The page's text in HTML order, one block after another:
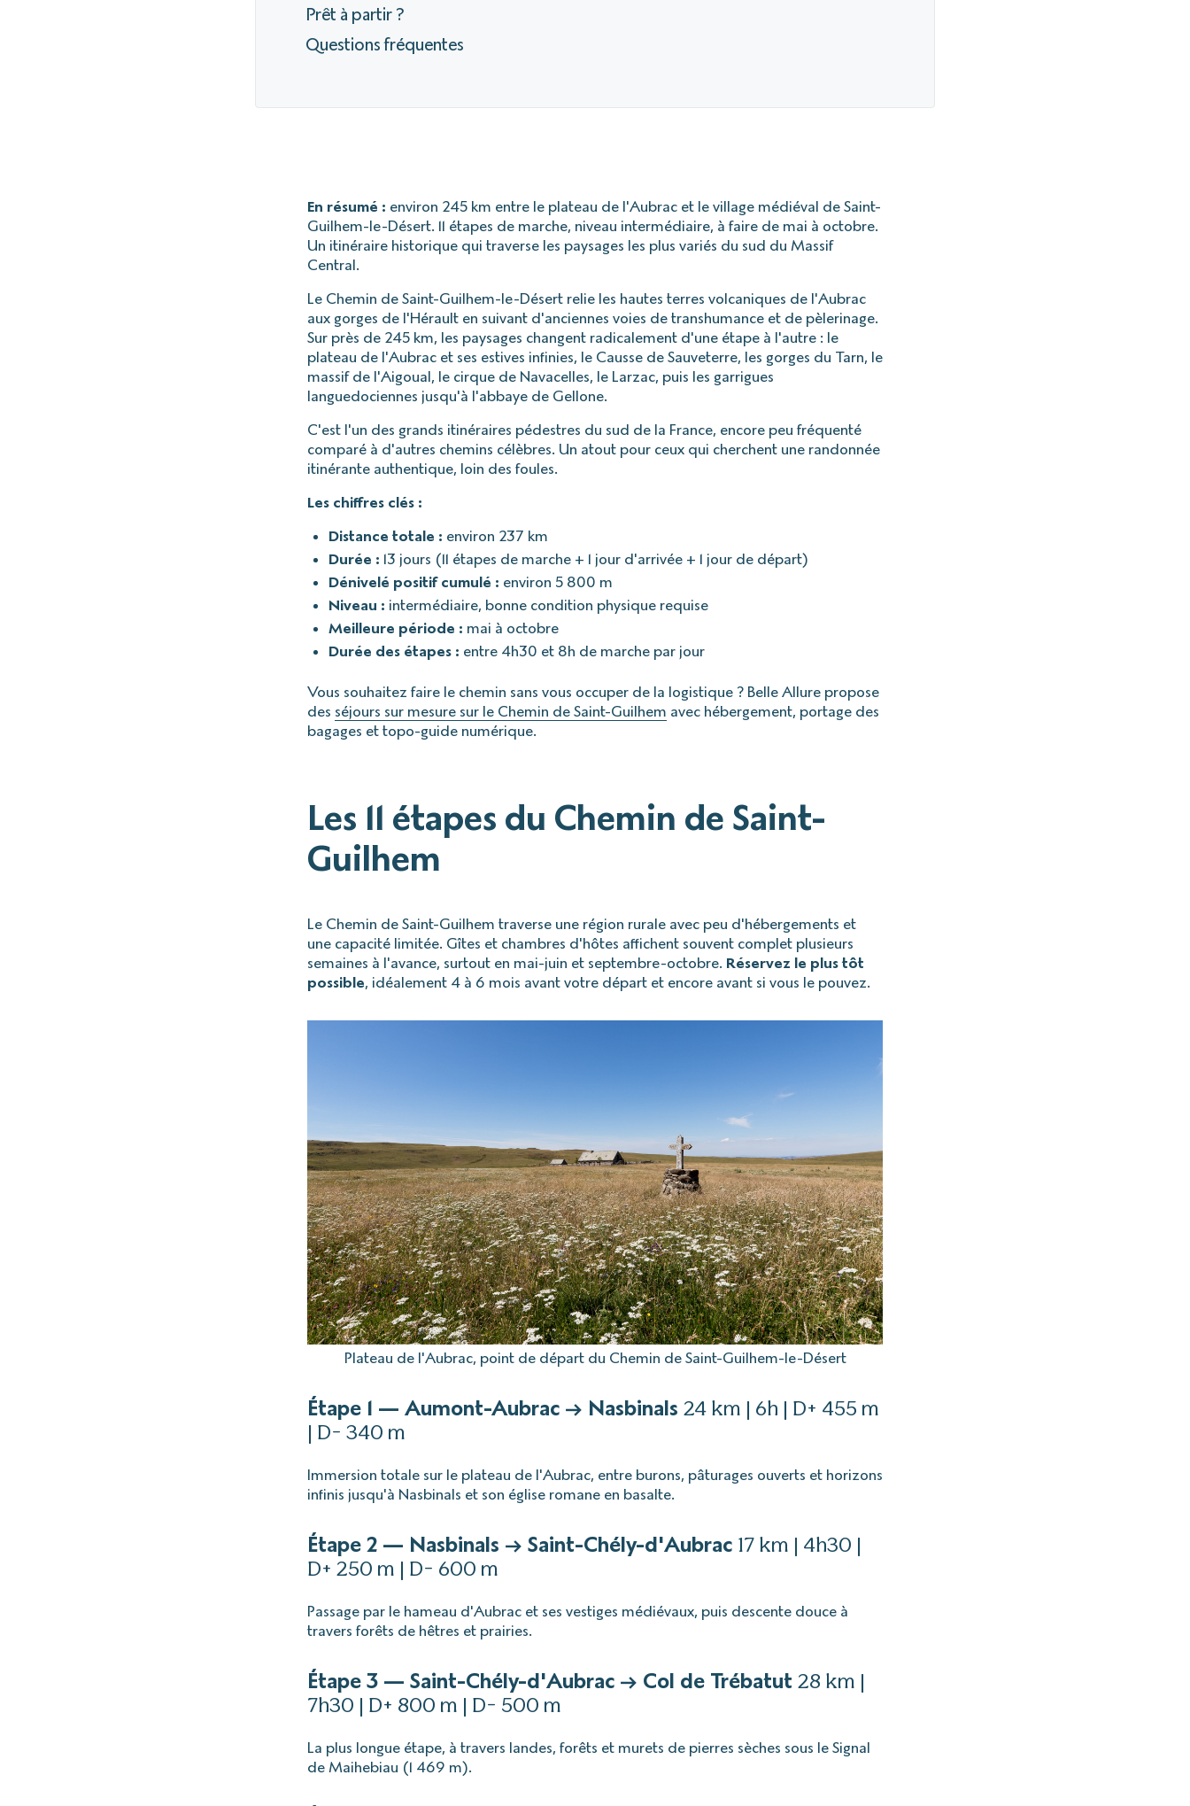
Prêt à partir ?
Questions fréquentes
En résumé : environ 245 km entre le plateau de l'Aubrac et le village médiéval de Saint-
Guilhem-le-Désert. 11 étapes de marche, niveau intermédiaire, à faire de mai à octobre.
Un itinéraire historique qui traverse les paysages les plus variés du sud du Massif
Central.
Le Chemin de Saint-Guilhem-le-Désert relie les hautes terres volcaniques de l'Aubrac
aux gorges de l'Hérault en suivant d'anciennes voies de transhumance et de pèlerinage.
Sur près de 245 km, les paysages changent radicalement d'une étape à l'autre : le
plateau de l'Aubrac et ses estives infinies, le Causse de Sauveterre, les gorges du Tarn, le
massif de l'Aigoual, le cirque de Navacelles, le Larzac, puis les garrigues
languedociennes jusqu'à l'abbaye de Gellone.
C'est l'un des grands itinéraires pédestres du sud de la France, encore peu fréquenté
comparé à d'autres chemins célèbres. Un atout pour ceux qui cherchent une randonnée
itinérante authentique, loin des foules.
Les chiffres clés :
Distance totale : environ 237 km
Durée : 13 jours (11 étapes de marche + 1 jour d'arrivée + 1 jour de départ)
Dénivelé positif cumulé : environ 5 800 m
Niveau : intermédiaire, bonne condition physique requise
Meilleure période : mai à octobre
Durée des étapes : entre 4h30 et 8h de marche par jour
Vous souhaitez faire le chemin sans vous occuper de la logistique ? Belle Allure propose
des séjours sur mesure sur le Chemin de Saint-Guilhem avec hébergement, portage des
bagages et topo-guide numérique.
Les 11 étapes du Chemin de Saint-
Guilhem
Le Chemin de Saint-Guilhem traverse une région rurale avec peu d'hébergements et
une capacité limitée. Gîtes et chambres d'hôtes affichent souvent complet plusieurs
semaines à l'avance, surtout en mai-juin et septembre-octobre. Réservez le plus tôt
possible, idéalement 4 à 6 mois avant votre départ et encore avant si vous le pouvez.
Plateau de l'Aubrac, point de départ du Chemin de Saint-Guilhem-le-Désert
Étape 1 — Aumont-Aubrac → Nasbinals 24 km | 6h | D+ 455 m
| D- 340 m
Immersion totale sur le plateau de l'Aubrac, entre burons, pâturages ouverts et horizons
infinis jusqu'à Nasbinals et son église romane en basalte.
Étape 2 — Nasbinals → Saint-Chély-d'Aubrac 17 km | 4h30 |
D+ 250 m | D- 600 m
Passage par le hameau d'Aubrac et ses vestiges médiévaux, puis descente douce à
travers forêts de hêtres et prairies.
Étape 3 — Saint-Chély-d'Aubrac → Col de Trébatut 28 km |
7h30 | D+ 800 m | D- 500 m
La plus longue étape, à travers landes, forêts et murets de pierres sèches sous le Signal
de Maihebiau (1 469 m).